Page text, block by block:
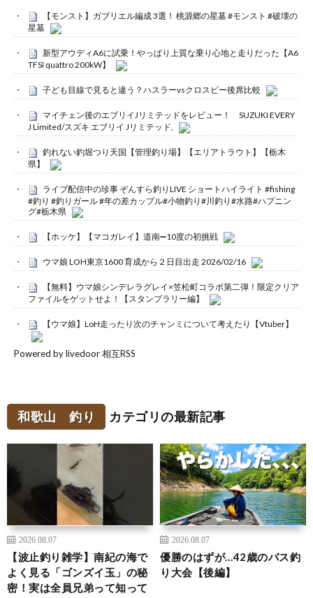
【モンスト】ガブリエル編成 3選！ 桃源郷の星墓 #モンスト #破壊の
星墓
新型アウディA6に試乗！やっぱり上質な乗り心地と走りだった【A6
TFSI quattro 200kW】
子ども目線で見ると違う？ハスラーvsクロスビー後席比較
マイチェン後のエブリイJリミテッドをレビュー！ SUZUKI EVERY
J Limited/スズキ エブリイ Jリミテッド,
釣れない釣堀つり天国【管理釣り場】【エリアトラウト】【栃木
県】
ライブ配信中の珍事 ぞんすら釣りLIVE ショートハイライト #fishing
#釣り #釣りガール #年の差カップル#小物釣り#川釣り#水路#ハプニン
グ#栃木県
【ホッケ】【マコガレイ】道南➖10度の初挑戦
ウマ娘 LOH東京1600 育成から２日目出走 2026/02/16
【無料】ウマ娘シンデレラグレイ×笠松町コラボ第二弾！限定クリア
ファイルをゲットせよ！【スタンプラリー編】
【ウマ娘】LoH走ったり次のチャンミについて考えたり【Vtuber】
Powered by livedoor 相互RSS
和歌山 釣り カテゴリの最新記事
2026.08.07
【波止釣り雑学】南紀の海で
よく見る「ゴンズイ玉」の秘
密！実は全員兄弟って知って
2026.08.07
優勝のはずが…42歳のバス釣
り大会【後編】